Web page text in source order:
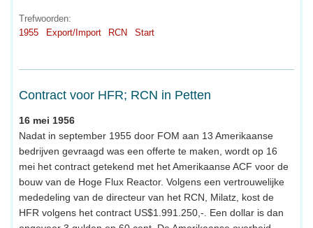
Trefwoorden:
1955
Export/Import RCN Start
Contract voor HFR; RCN in Petten
16 mei 1956
Nadat in september 1955 door FOM aan 13 Amerikaanse
bedrijven gevraagd was een offerte te maken, wordt op 16
mei het contract getekend met het Amerikaanse ACF voor de
bouw van de Hoge Flux Reactor. Volgens een vertrouwelijke
mededeling van de directeur van het RCN, Milatz, kost de
HFR volgens het contract US$1.991.250,-. Een dollar is dan